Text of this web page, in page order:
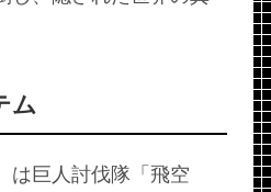
ム
は巨人討伐隊「飛空